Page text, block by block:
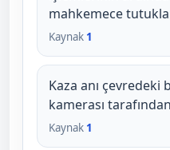
mahkemece
Kaynak 1
Kaza anı
kamerası
Kaynak 1